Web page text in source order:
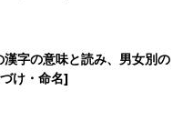
漢字の意味と読み、男女別の
け・命名]